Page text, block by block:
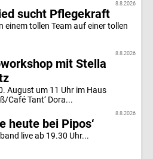
8.8.2026
sucht Pflegekraft
einem tollen Team auf einer tollen
8.8.2026
mit Stella
August um 11 Uhr im Haus
Café Tant‘ Dora...
8.8.2026
heute bei Pipos‘
live ab 19.30 Uhr...